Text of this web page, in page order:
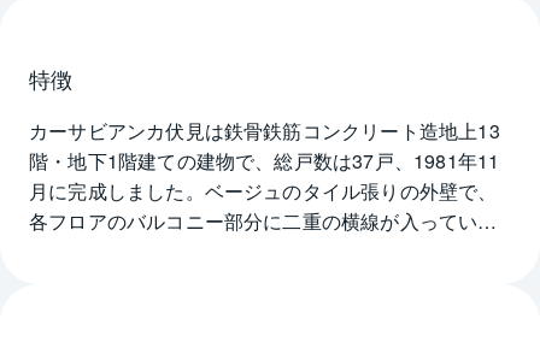
特徴
カーサビアンカ伏見は鉄骨鉄筋コンクリート造地上13
階・地下1階建ての建物で、総戸数は37戸、1981年11
月に完成しました。ベージュのタイル張りの外壁で、
各フロアのバルコニー部分に二重の横線が入っている